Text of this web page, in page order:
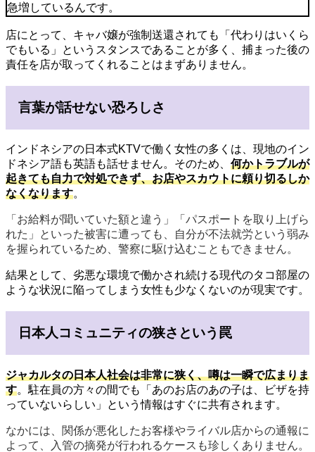
急増しているんです。
店にとって、キャバ嬢が強制送還されても「代わりはいくら
でもいる」というスタンスであることが多く、捕まった後の
責任を店が取ってくれることはまずありません。
言葉が話せない恐ろしさ
インドネシアの日本式KTVで働く女性の多くは、現地のイン
ドネシア語も英語も話せません。そのため、 何かトラブルが
起きても自力で対処できず、お店やスカウトに頼り切るしか
なくなります。
「お給料が聞いていた額と違う」「パスポートを取り上げら
れた」といった被害に遭っても、自分が不法就労という弱み
を握られているため、警察に駆け込むこともできません。
結果として、劣悪な環境で働かされ続ける現代のタコ部屋の
ような状況に陥ってしまう女性も少なくないのが現実です。
日本人コミュニティの狭さという罠
ジャカルタの日本人社会は非常に狭く、噂は一瞬で広まりま
す。駐在員の方々の間でも「あのお店のあの子は、ビザを持
っていないらしい」という情報はすぐに共有されます。
なかには、関係が悪化したお客様やライバル店からの通報に
よって、入管の摘発が行われるケースも珍しくありません。